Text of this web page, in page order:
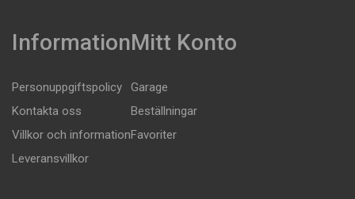
Information
Personuppgiftspolicy
Kontakta oss
Villkor och information
Leveransvillkor
Mitt Konto
Garage
Beställningar
Favoriter